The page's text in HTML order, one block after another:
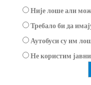
Није лоше али
Требало би да
Аутобуси су им
Не користим